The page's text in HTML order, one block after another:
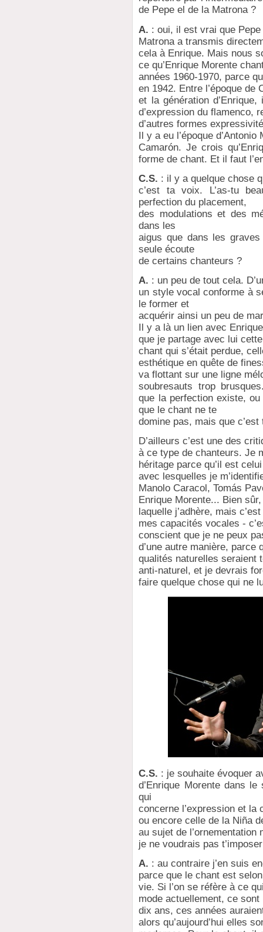
de Pepe el de la Matrona ?
A. : oui, il est vrai que
Matrona a transmis
cela à Enrique. Mais nous
ce qu’Enrique Morente
années 1960-1970, parce
en 1942. Entre l’époque de
et la génération
d’expression du flamenco,
d’autres formes
Il y a eu l’époque
Camarón. Je crois
forme de chant. Et il faut
C.S. : il y a quelque chose
c’est ta voix. L’as-tu
perfection du placement,
des modulations et des
dans les
aigus que dans les
seule écoute
de certains chanteurs ?
A. : un peu de tout cela.
un style vocal conforme à
le former et
acquérir ainsi un peu de
Il y a là un lien avec
que je partage avec lui
chant qui s’était perdue,
esthétique en quête de
va flottant sur une ligne
soubresauts trop
que la perfection existe,
que le chant ne te
domine pas, mais que
D’ailleurs c’est une des
à ce type de chanteurs. Je
héritage parce qu’il est
avec lesquelles je
Manolo Caracol, Tomás
Enrique Morente... Bien
laquelle j’adhère, mais
mes capacités vocales -
conscient que je ne peux
d’une autre manière, parce
qualités naturelles seraient
anti-naturel, et je devrais
faire quelque chose qui ne
C.S. : je souhaite évoquer
d’Enrique Morente dans le
qui
concerne l’expression et
ou encore celle de la Niña
au sujet de l’ornementation
je ne voudrais pas
A. : au contraire j’en suis
parce que le chant est
vie. Si l’on se réfère à ce
mode actuellement, ce
dix ans, ces années
alors qu’aujourd’hui elles